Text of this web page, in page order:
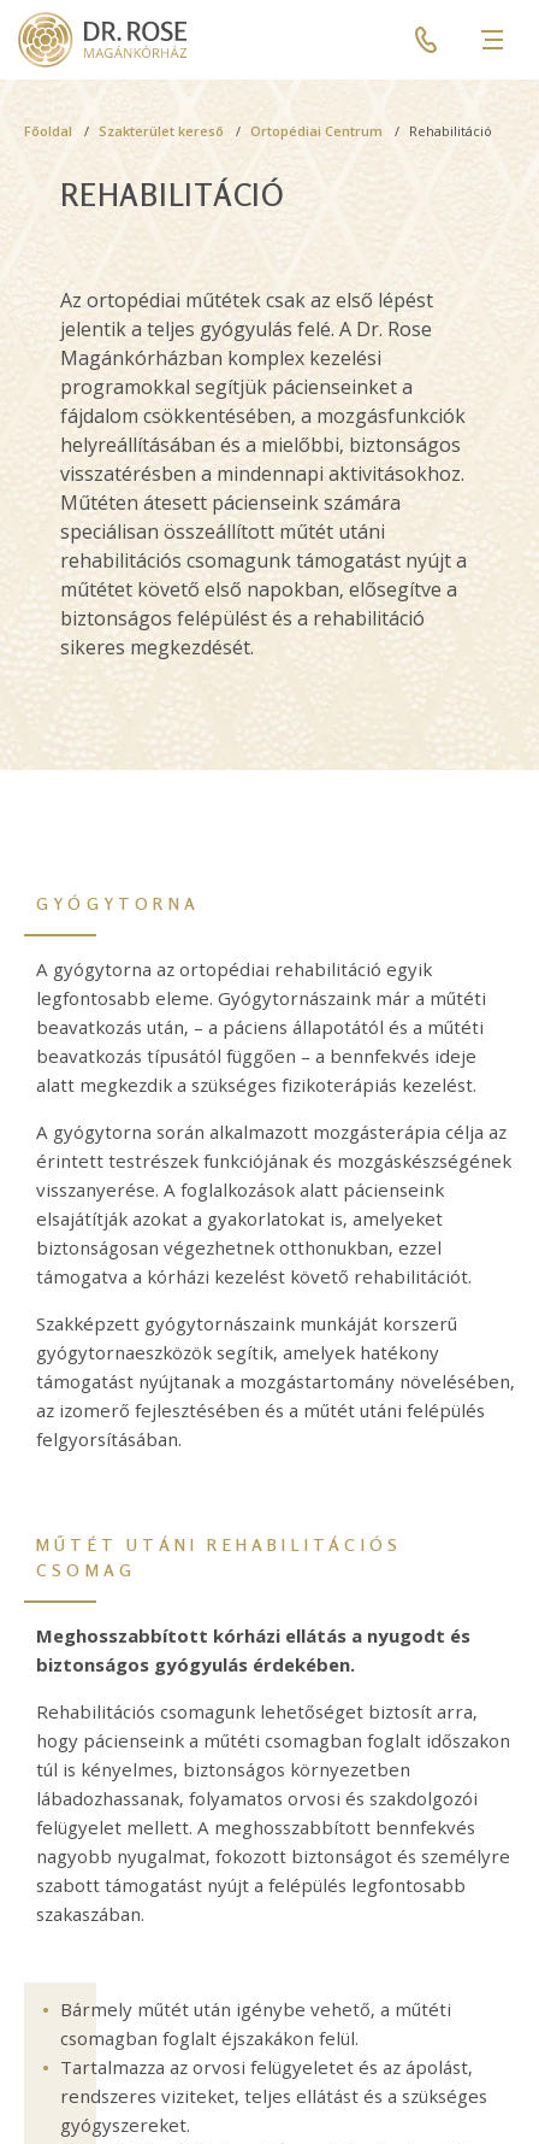
Skip
main
Pre
header
menu
Breadcrumb
Főoldal Szakterület kereső Ortopédiai Centrum Rehabilitáció
REHABILITÁCIÓ
Az ortopédiai műtétek csak az első lépést
jelentik a teljes gyógyulás felé. A Dr. Rose
Magánkórházban komplex kezelési
programokkal segítjük pácienseinket a
fájdalom csökkentésében, a mozgásfunkciók
helyreállításában és a mielőbbi, biztonságos
visszatérésben a mindennapi aktivitásokhoz.
Műtéten átesett pácienseink számára
speciálisan összeállított műtét utáni
rehabilitációs csomagunk támogatást nyújt a
műtétet követő első napokban, elősegítve a
biztonságos felépülést és a rehabilitáció
sikeres megkezdését.
GYÓGYTORNA
A gyógytorna az ortopédiai rehabilitáció egyik
legfontosabb eleme. Gyógytornászaink már a műtéti
beavatkozás után, – a páciens állapotától és a műtéti
beavatkozás típusától függően – a bennfekvés ideje
alatt megkezdik a szükséges fizikoterápiás kezelést.
A gyógytorna során alkalmazott mozgásterápia célja az
érintett testrészek funkciójának és mozgáskészségének
visszanyerése. A foglalkozások alatt pácienseink
elsajátítják azokat a gyakorlatokat is, amelyeket
biztonságosan végezhetnek otthonukban, ezzel
támogatva a kórházi kezelést követő rehabilitációt.
Szakképzett gyógytornászaink munkáját korszerű
gyógytornaeszközök segítik, amelyek hatékony
támogatást nyújtanak a mozgástartomány növelésében,
az izomerő fejlesztésében és a műtét utáni felépülés
felgyorsításában.
MŰTÉT UTÁNI REHABILITÁCIÓS
CSOMAG
Meghosszabbított kórházi ellátás a nyugodt és
biztonságos gyógyulás érdekében.
Rehabilitációs csomagunk lehetőséget biztosít arra,
hogy pácienseink a műtéti csomagban foglalt időszakon
túl is kényelmes, biztonságos környezetben
lábadozhassanak, folyamatos orvosi és szakdolgozói
felügyelet mellett. A meghosszabbított bennfekvés
nagyobb nyugalmat, fokozott biztonságot és személyre
szabott támogatást nyújt a felépülés legfontosabb
szakaszában.
Bármely műtét után igénybe vehető, a műtéti
csomagban foglalt éjszakákon felül.
Tartalmazza az orvosi felügyeletet és az ápolást,
rendszeres viziteket, teljes ellátást és a szükséges
gyógyszereket.